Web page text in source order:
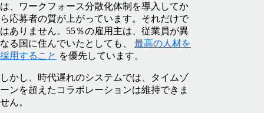
は、ワークフォース分散化体制を導入してか
ら応募者の質が上がっています。それだけで
はありません。55％の雇用主は、従業員が異
なる国に住んでいたとしても、 最高の人材を
採用すること を優先しています。
しかし、時代遅れのシステムでは、タイムゾ
ーンを超えたコラボレーションは維持できま
せん。